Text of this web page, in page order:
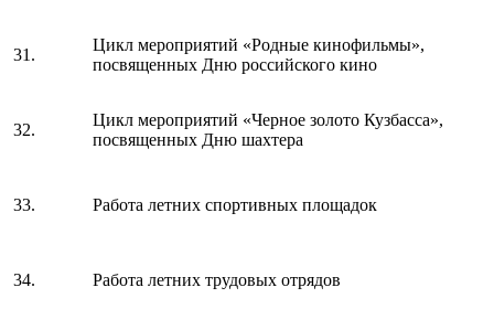
31.
Цикл мероприятий «Родные кинофильмы»,
посвященных Дню российского кино
32.
Цикл мероприятий «Черное золото Кузбасса»,
посвященных Дню шахтера
33. Работа летних спортивных площадок
34. Работа летних трудовых отрядов